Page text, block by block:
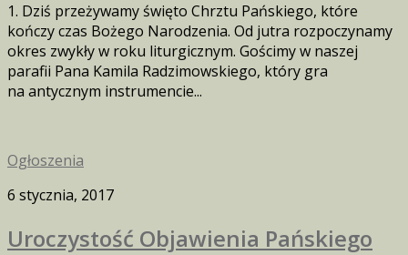
1. Dziś przeżywamy święto Chrztu Pańskiego, które
kończy czas Bożego Narodzenia. Od jutra rozpoczynamy
okres zwykły w roku liturgicznym. Gościmy w naszej
parafii Pana Kamila Radzimowskiego, który gra
na antycznym instrumencie...
Ogłoszenia
6 stycznia, 2017
Uroczystość Objawienia Pańskiego